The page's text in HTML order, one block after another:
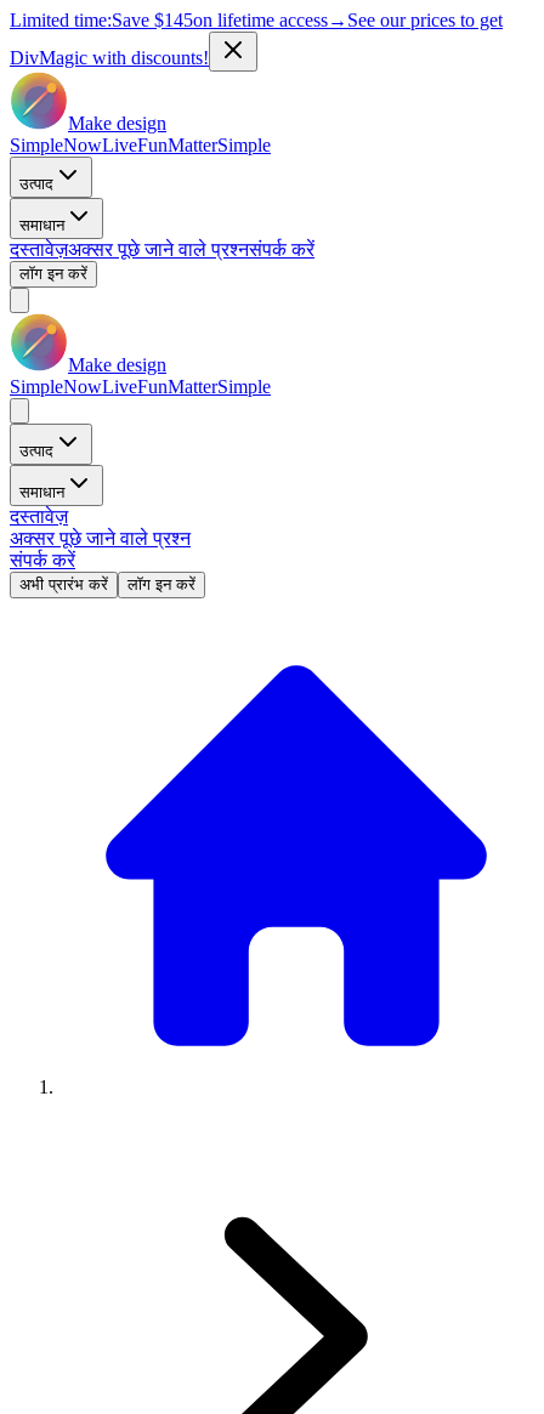
Limited time:Save $145on lifetime access→ See our prices to get
DivMagic with discounts!
Make design
SimpleNowLiveFunMatterSimple
उत्पाद
समाधान
दस्तावेज़अक्सर पूछे जाने वाले प्रश्नसंपर्क करें
लॉग इन करें
Make design
SimpleNowLiveFunMatterSimple
उत्पाद
समाधान
दस्तावेज़
अक्सर पूछे जाने वाले प्रश्न
संपर्क करें
अभी प्रारंभ करें लॉग इन करें